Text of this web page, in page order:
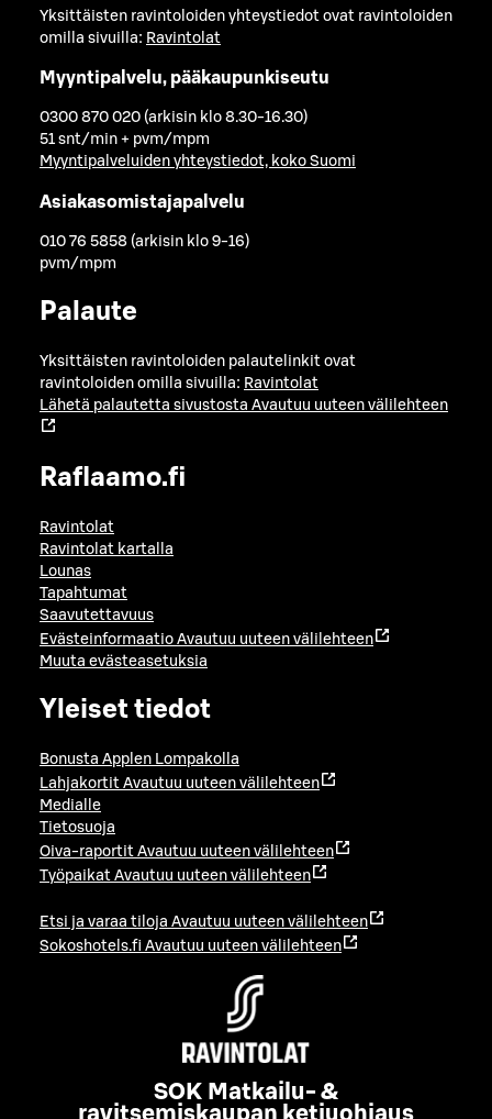
Yksittäisten ravintoloiden yhteystiedot ovat ravintoloiden
omilla sivuilla: Ravintolat
Myyntipalvelu, pääkaupunkiseutu
0300 870 020 (arkisin klo 8.30-16.30)
51 snt/min + pvm/mpm
Myyntipalveluiden yhteystiedot, koko Suomi
Asiakasomistajapalvelu
010 76 5858 (arkisin klo 9-16)
pvm/mpm
Palaute
Yksittäisten ravintoloiden palautelinkit ovat
ravintoloiden omilla sivuilla: Ravintolat
Lähetä palautetta sivustosta Avautuu uuteen välilehteen
Raflaamo.fi
Ravintolat
Ravintolat kartalla
Lounas
Tapahtumat
Saavutettavuus
Evästeinformaatio Avautuu uuteen välilehteen
Muuta evästeasetuksia
Yleiset tiedot
Bonusta Applen Lompakolla
Lahjakortit Avautuu uuteen välilehteen
Medialle
Tietosuoja
Oiva-raportit Avautuu uuteen välilehteen
Työpaikat Avautuu uuteen välilehteen
Etsi ja varaa tiloja Avautuu uuteen välilehteen
Sokoshotels.fi Avautuu uuteen välilehteen
SOK Matkailu- &
ravitsemiskaupan ketjuohjaus